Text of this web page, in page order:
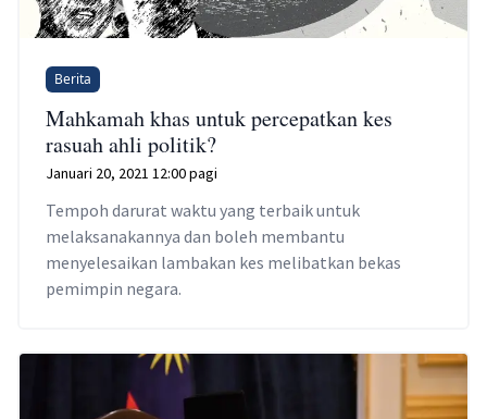
Berita
Mahkamah khas untuk percepatkan kes
rasuah ahli politik?
Januari 20, 2021 12:00 pagi
Tempoh darurat waktu yang terbaik untuk
melaksanakannya dan boleh membantu
menyelesaikan lambakan kes melibatkan bekas
pemimpin negara.